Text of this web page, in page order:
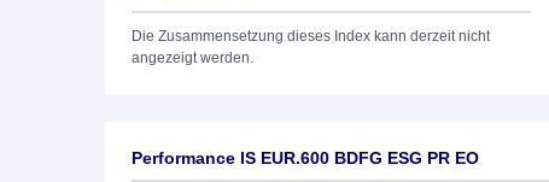
Die Zusammensetzung dieses Index kann derzeit nicht
angezeigt werden.
Performance IS EUR.600 BDFG ESG PR EO